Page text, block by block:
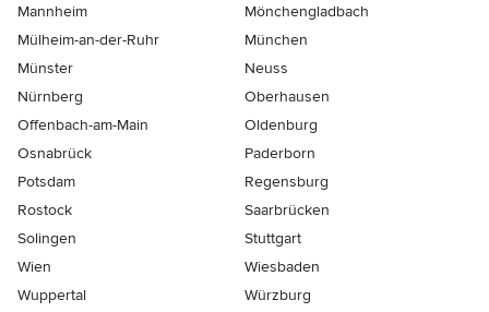
Mannheim
Mönchen­gladbach
Mülheim-an-der-Ruhr
München
Münster
Neuss
Nürnberg
Oberhausen
Offenbach-am-Main
Oldenburg
Osnabrück
Paderborn
Potsdam
Regensburg
Rostock
Saarbrücken
Solingen
Stuttgart
Wien
Wiesbaden
Wuppertal
Würzburg